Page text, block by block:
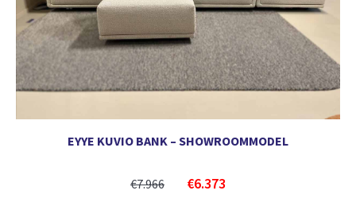
EYYE KUVIO BANK – SHOWROOMMODEL
€7.966 €6.373